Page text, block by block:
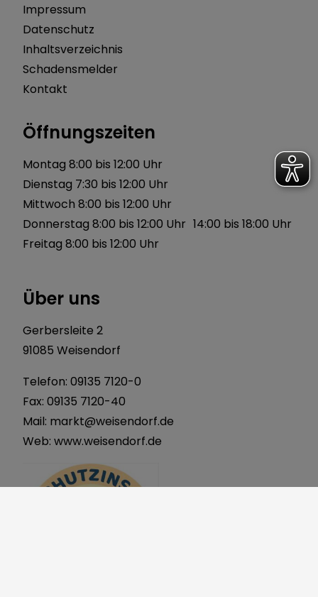
Impressum
Datenschutz
Inhaltsverzeichnis
Schadensmelder
Kontakt
Öffnungszeiten
Montag 8:00 bis 12:00 Uhr
Dienstag 7:30 bis 12:00 Uhr
Mittwoch 8:00 bis 12:00 Uhr
Donnerstag 8:00 bis 12:00 Uhr 14:00 bis 18:00 Uhr
Freitag 8:00 bis 12:00 Uhr
Über uns
Gerbersleite 2
91085 Weisendorf
Telefon: 09135 7120-0
Fax: 09135 7120-40
Mail: markt@weisendorf.de
Web: www.weisendorf.de